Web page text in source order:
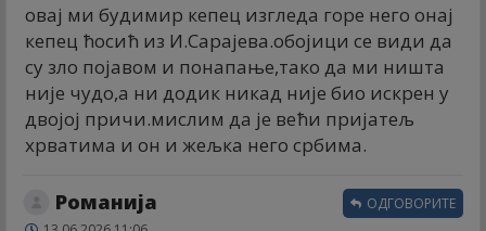
овај ми будимир кепец изгледа горе него онај
кепец ћосић из И.Сарајева.обојици се види да
су зло појавом и понапање,тако да ми ништа
није чудо,а ни додик никад није био искрен у
двојој причи.мислим да је већи пријатељ
хрватима и он и жељка него србима.
Романија ОДГОВОРИТЕ